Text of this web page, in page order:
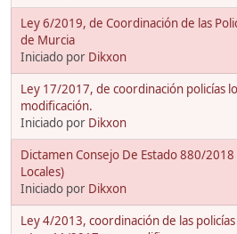
Ley 6/2019, de Coordinación de las
de Murcia
Iniciado por Dikxon
Ley 17/2017, de coordinación policías
modificación.
Iniciado por Dikxon
Dictamen Consejo De Estado 880/2018
Locales)
Iniciado por Dikxon
Ley 4/2013, coordinación de las